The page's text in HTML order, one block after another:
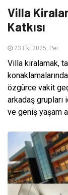
Villa
Katkısı
23 Eki 2025, Per
Villa kiralamak,
özgürce vakit
arkadaş
ve geniş yaşam